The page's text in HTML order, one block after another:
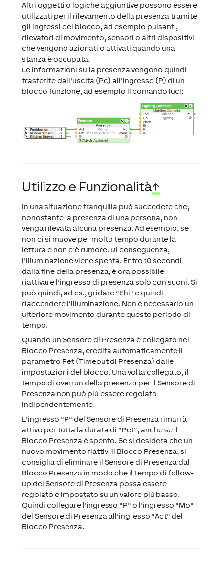
Altri oggetti o logiche aggiuntive possono essere
utilizzati per il rilevamento della presenza tramite
gli ingressi del blocco, ad esempio pulsanti,
rilevatori di movimento, sensori o altri dispositivi
che vengono azionati o attivati quando una
stanza è occupata.
Le informazioni sulla presenza vengono quindi
trasferite dall'uscita (Pc) all'ingresso (P) di un
blocco funzione, ad esempio il comando luci:
Utilizzo e Funzionalità↑
In una situazione tranquilla può succedere che,
nonostante la presenza di una persona, non
venga rilevata alcuna presenza. Ad esempio, se
non ci si muove per molto tempo durante la
lettura e non c'è rumore. Di conseguenza,
l'illuminazione viene spenta. Entro 10 secondi
dalla fine della presenza, è ora possibile
riattivare l'ingresso di presenza solo con suoni. Si
può quindi, ad es., gridare "Ehi" e quindi
riaccendere l'illuminazione. Non è necessario un
ulteriore movimento durante questo periodo di
tempo.
Quando un Sensore di Presenza è collegato nel
Blocco Presenza, eredita automaticamente il
parametro Pet (Timeout di Presenza) dalle
impostazioni del blocco. Una volta collegato, il
tempo di overrun della presenza per il Sensore di
Presenza non può più essere regolato
indipendentemente.
L'ingresso "P" del Sensore di Presenza rimarrà
attivo per tutta la durata di "Pet", anche se il
Blocco Presenza è spento. Se si desidera che un
nuovo movimento riattivi il Blocco Presenza, si
consiglia di eliminare il Sensore di Presenza dal
Blocco Presenza in modo che il tempo di follow-
up del Sensore di Presenza possa essere
regolato e impostato su un valore più basso.
Quindi collegare l'ingresso "P" o l'ingresso "Mo"
del Sensore di Presenza all'ingresso "Act" del
Blocco Presenza.